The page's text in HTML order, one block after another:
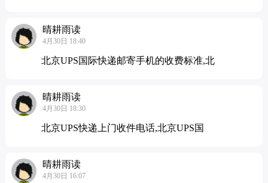
晴耕雨读
4月30日 18:40
北京UPS国际快递邮寄手机的收费标准,北
晴耕雨读
4月30日 18:30
北京UPS快递上门收件电话,北京UPS国
晴耕雨读
4月30日 16:07